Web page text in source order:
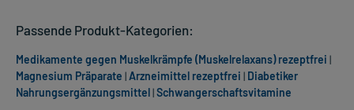
Passende Produkt-Kategorien:
Medikamente gegen Muskelkrämpfe (Muskelrelaxans) rezeptfrei |
Magnesium Präparate |Arzneimittel rezeptfrei | Diabetiker
Nahrungsergänzungsmittel|Schwangerschaftsvitamine